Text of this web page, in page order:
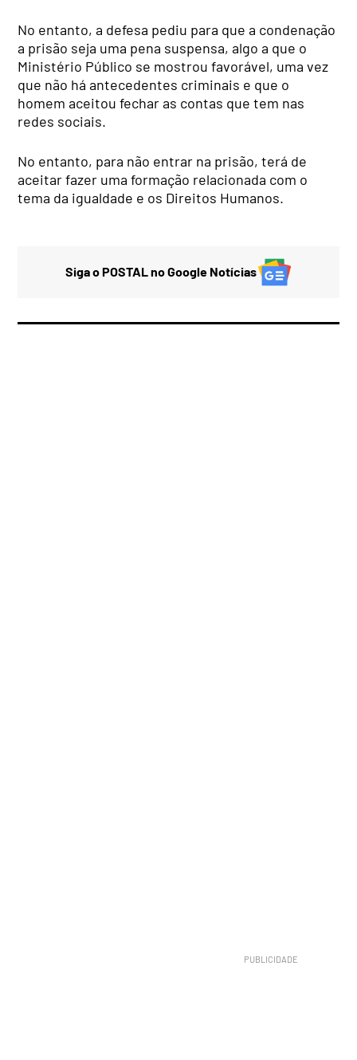
No entanto, a defesa pediu para que a condenação
a prisão seja uma pena suspensa, algo a que o
Ministério Público se mostrou favorável, uma vez
que não há antecedentes criminais e que o
homem aceitou fechar as contas que tem nas
redes sociais.
No entanto, para não entrar na prisão, terá de
aceitar fazer uma formação relacionada com o
tema da igualdade e os Direitos Humanos.
Siga o POSTAL no Google Notícias